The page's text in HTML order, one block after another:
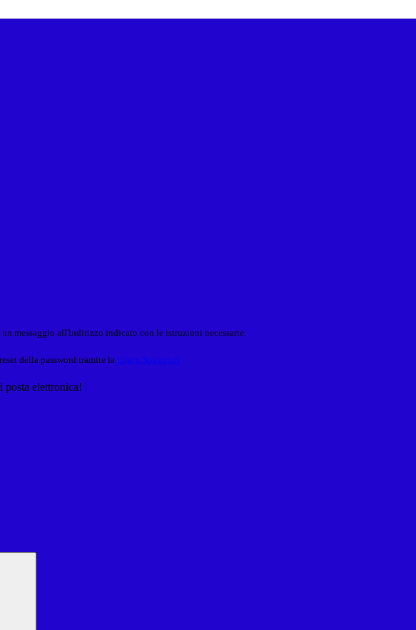
messaggio all'indirizzo indicato con le istruzioni necessarie.
della password tramite la Login Spaggiari
posta elettronica!